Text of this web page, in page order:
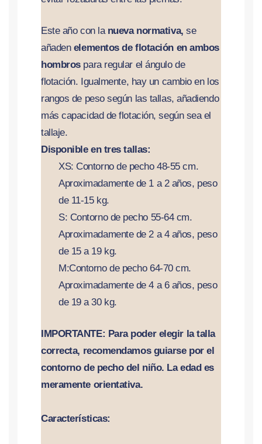
Este año con la nueva normativa,se
añaden elementos de flotación en ambos
hombrospara regular el ángulo de
flotación. Igualmente, hay un cambio en los
rangos de peso según las tallas, añadiendo
más capacidad de flotación, según sea el
tallaje.
Disponible en tres tallas:
XS: Contorno de pecho 48-55 cm.
Aproximadamente de 1 a 2 años, peso
de 11-15 kg.
S: Contorno de pecho 55-64 cm.
Aproximadamente de 2 a 4 años, peso
de 15 a 19 kg.
M:Contorno de pecho 64-70 cm.
Aproximadamente de 4 a 6 años, peso
de 19a 30 kg.
IMPORTANTE: Para poder elegir la talla
correcta, recomendamos guiarse por el
contorno de pecho del niño. La edad es
meramente orientativa.
Características: